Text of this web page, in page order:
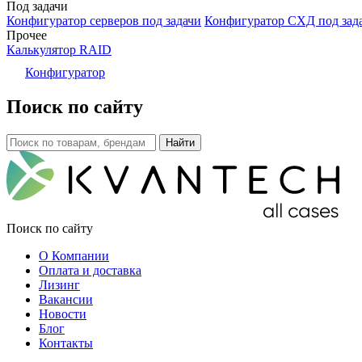
Под задачи
Конфигуратор серверов под задачи Конфигуратор СХД под
Прочее
Калькулятор RAID
Конфигуратор
Поиск по сайту
Поиск по сайту
О Компании
Оплата и доставка
Лизинг
Вакансии
Новости
Блог
Контакты